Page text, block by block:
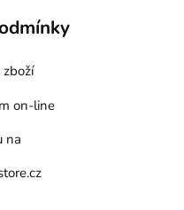
on-line
na